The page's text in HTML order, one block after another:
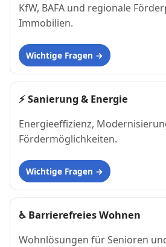
KfW, BAFA und regionale
Immobilien.
Wichtige Fragen
⚡Sanierung & Energie
Energieeffizienz,
Fördermöglichkeiten.
Wichtige Fragen
♿ Barrierefreies Wohnen
Wohnlösungen für Senioren